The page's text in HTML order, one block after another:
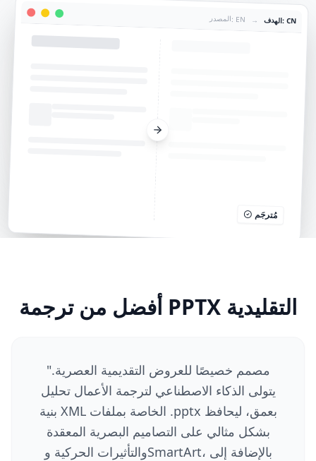
المصدر: EN → الهدف: CN
مُترجَم
أفضل من ترجمة PPTX التقليدية
"مصمم خصيصًا للعروض التقديمية العصرية.
يتولى الذكاء الاصطناعي لترجمة الأعمال تحليل
بنية XML الخاصة بملفات .pptx بعمق، ليحافظ
بشكل مثالي على التصاميم البصرية المعقدة
والتأثيرات الحركية وSmartArt، بالإضافة إلى